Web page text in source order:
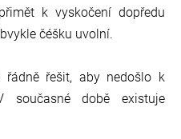
k vyskočení dopředu
čéšku uvolní.
řešit, aby nedošlo k
současné době existuje